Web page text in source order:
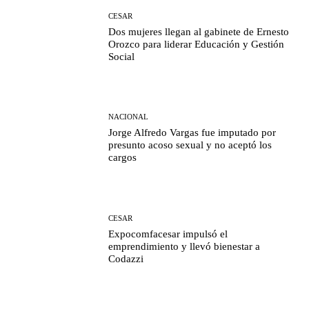
CESAR
Dos mujeres llegan al gabinete de Ernesto
Orozco para liderar Educación y Gestión
Social
NACIONAL
Jorge Alfredo Vargas fue imputado por
presunto acoso sexual y no aceptó los
cargos
CESAR
Expocomfacesar impulsó el
emprendimiento y llevó bienestar a
Codazzi